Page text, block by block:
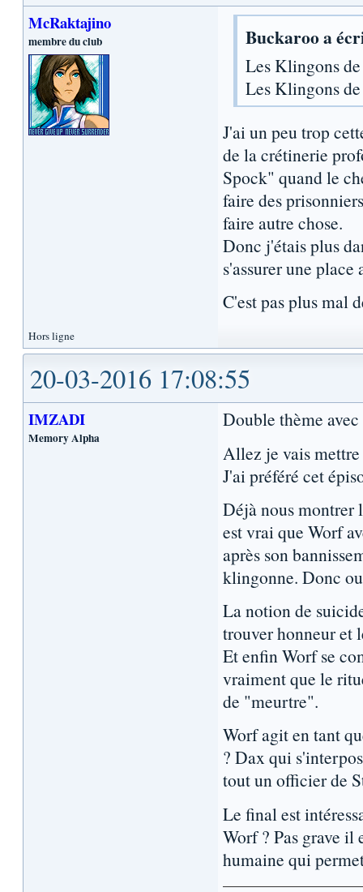
McRaktajino
membre du club Buckaroo a
Les Klingons
Les Klingons
J'ai un peu trop
de la crétinerie
Spock" quand le
faire des
faire autre chose.
Donc j'étais plus
s'assurer une place
C'est pas plus mal
Hors ligne
20-03-2016 17:08:55
IMZADI
Memory Alpha
Double thème
Allez je vais
J'ai préféré cet
Déjà nous montrer
est vrai que Worf
après son
klingonne. Donc
La notion de
trouver honneur et
Et enfin Worf se
vraiment que le
de "meurtre".
Worf agit en tant
? Dax qui
tout un officier de
Le final est
Worf ? Pas grave il
humaine qui